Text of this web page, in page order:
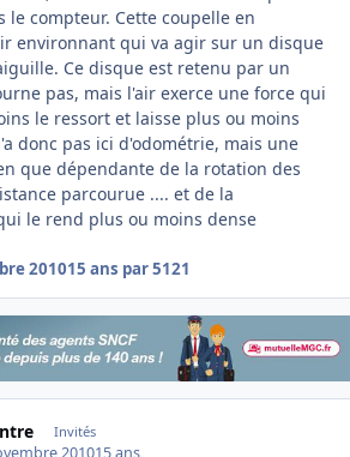
le compteur. Cette coupelle en
environnant qui va agir sur un disque
Ce disque est retenu par un
pas, mais l'air exerce une force qui
le ressort et laisse plus ou moins
donc pas ici d'odométrie, mais une
que dépendante de la rotation des
parcourue .... et de la
le rend plus ou moins dense
201015 ans par 5121
Invités